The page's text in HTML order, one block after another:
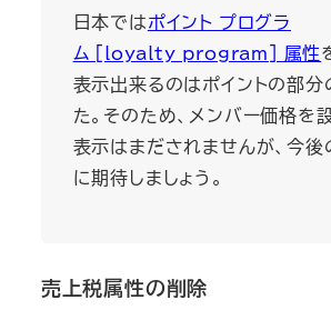
日本ではポイント プログラ
ム [loyalty_program] 属性
表示出来るのはポイントの部分
た。そのため、メンバー価格を
表示はまだされませんが、今後
に期待しましょう。
売上税属性の削除